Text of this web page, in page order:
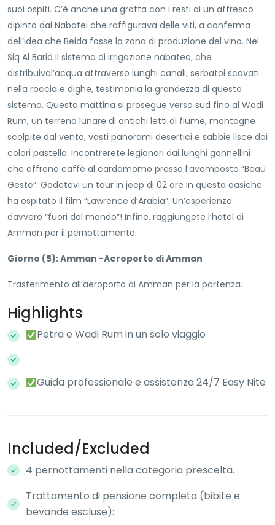
suoi ospiti. C’è anche una grotta con i resti di un affresco
dipinto dai Nabatei che raffigurava delle viti, a conferma
dell’idea che Beida fosse la zona di produzione del vino. Nel
Siq Al Barid il sistema di irrigazione nabateo, che
distribuival’acqua attraverso lunghi canali, serbatoi scavati
nella roccia e dighe, testimonia la grandezza di questo
sistema. Questa mattina si prosegue verso sud fino al Wadi
Rum, un terreno lunare di antichi letti di fiume, montagne
scolpite dal vento, vasti panorami desertici e sabbie lisce dai
colori pastello. Incontrerete legionari dai lunghi gonnellini
che offrono caffè al cardamomo presso l’avamposto “Beau
Geste”. Godetevi un tour in jeep di 02 ore in questa oasiche
ha ospitato il film “Lawrence d’Arabia”. Un’esperienza
davvero “fuori dal mondo”! Infine, raggiungete l’hotel di
Amman per il pernottamento.
Giorno (5): Amman -Aeroporto di Amman
Trasferimento all’aeroporto di Amman per la partenza.
Highlights
Petra e Wadi Rum in un solo viaggio
Guida professionale e assistenza 24/7 Easy Nite
Included/Excluded
4 pernottamenti nella categoria prescelta.
Trattamento di pensione completa (bibite e
bevande escluse):